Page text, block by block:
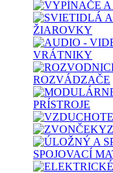
ŽIAROVKY
VRÁTNIKY
ROZVÁDZAČE
PRÍSTROJE
SPOJOVACÍ